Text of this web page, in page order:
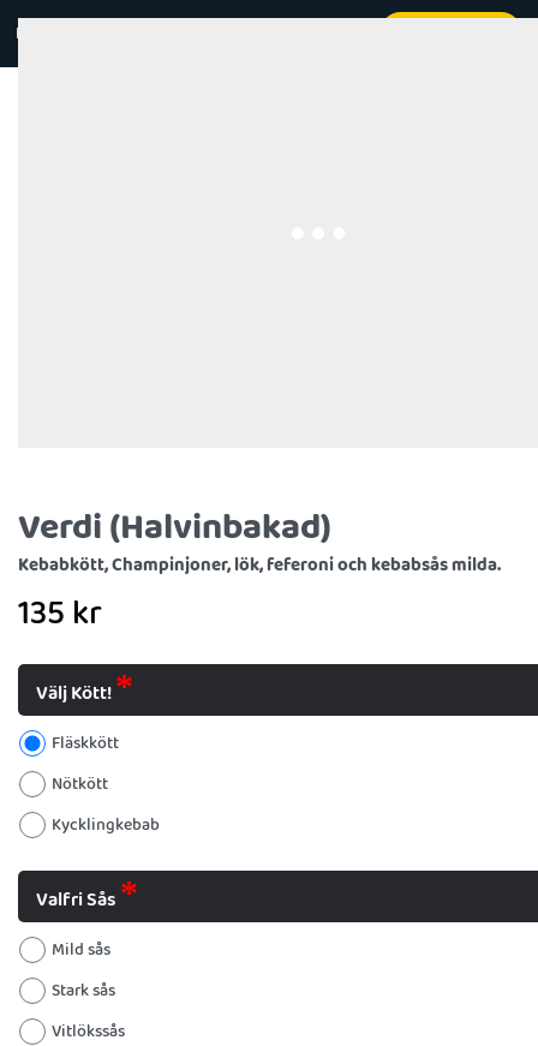
Kontakt
Verdi (Halvinbakad)
Kebabkött, Champinjoner, lök, feferoni och kebabsås milda.
135 kr
Välj Kött!
Fläskkött
Nötkött
Kycklingkebab
Valfri Sås
Mild sås
Stark sås
Vitlökssås